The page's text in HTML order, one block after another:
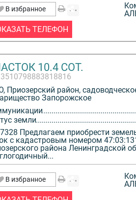
В избранное
ТЕЛЕФОН
10.4 СОТ.
Приозерский район,
Запорожское
земли
Предлагаем приобрести
с кадастровым номером
района Ленинградской
В избранное